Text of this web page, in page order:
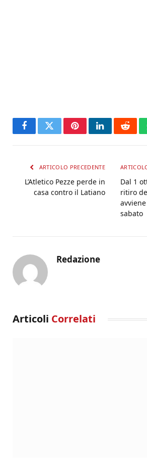
FacebookTwitterPinterestLinkedIn
ARTICOLO PRECEDENTE
L’Atletico Pezze perde in
casa contro il Latiano
Dal 1
ritiro
sabato
Redazione
Articoli Correlati